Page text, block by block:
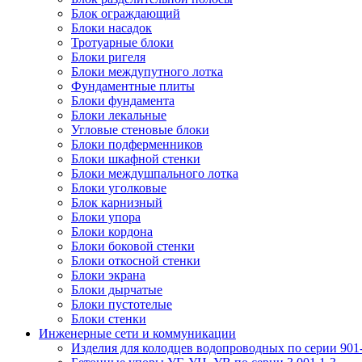
Блок ограждающий
Блоки насадок
Тротуарные блоки
Блоки ригеля
Блоки междупутного лотка
Фундаментные плиты
Блоки фундамента
Блоки лекальные
Угловые стеновые блоки
Блоки подферменников
Блоки шкафной стенки
Блоки междушпального лотка
Блоки уголковые
Блок карнизный
Блоки упора
Блоки кордона
Блоки боковой стенки
Блоки откосной стенки
Блоки экрана
Блоки дырчатые
Блоки пустотелые
Блоки стенки
Инженерные сети и коммуникации
Изделия для колодцев водопроводных по серии